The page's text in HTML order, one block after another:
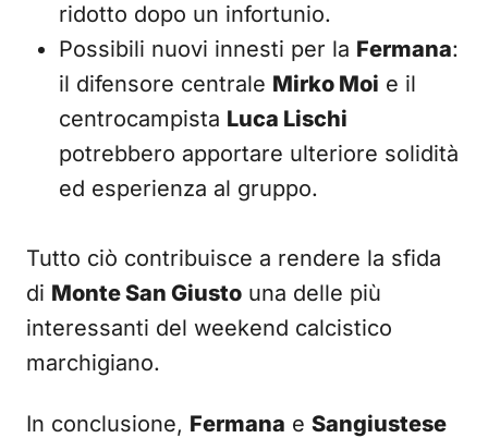
ridotto dopo un infortunio.
Possibili nuovi innesti per la Fermana:
il difensore centrale Mirko Moi e il
centrocampista Luca Lischi
potrebbero apportare ulteriore solidità
ed esperienza al gruppo.
Tutto ciò contribuisce a rendere la sfida
di Monte San Giusto una delle più
interessanti del weekend calcistico
marchigiano.
In conclusione, Fermana e Sangiustese